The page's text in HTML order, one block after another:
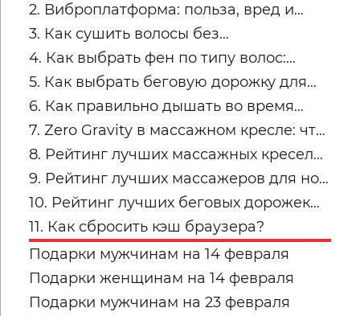
трапециях после рабочего дня
2. Виброплатформа: польза, вред и
советы по безопасным занятиям
3. Как сушить волосы без
пересушивания
4. Как выбрать фен по типу волос:
тонкие, кудрявые, пористые и
окрашенные
5. Как выбрать беговую дорожку для
квартиры
6. Как правильно дышать во время
силовых упражнений и кардио
7. Zero Gravity в массажном кресле: что
это и кому подходит
8. Рейтинг лучших массажных кресел
для дома: топ-модели Yamaguchi
9. Рейтинг лучших массажеров для ног
Yamaguchi: какую модель купить для
дома в 2026 году?
10. Рейтинг лучших беговых дорожек
для дома от Yamaguchi: какую модель
выбрать?
11. Как сбросить кэш браузера?
Подарки мужчинам на 14 февраля
Подарки женщинам на 14 февраля
Подарки мужчинам на 23 февраля